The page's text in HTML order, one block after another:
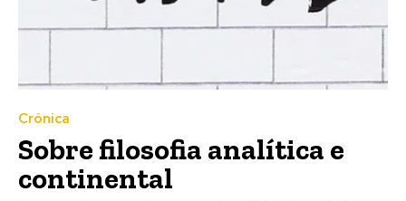
Crónica
Sobre filosofia analítica e
continental